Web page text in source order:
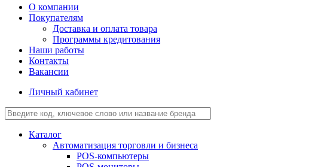
О компании
Покупателям
Доставка и оплата товара
Программы кредитования
Наши работы
Контакты
Вакансии
Личный кабинет
Каталог
Автоматизация торговли и бизнеса
POS-компьютеры